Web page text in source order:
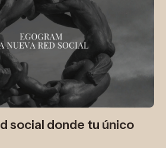
social donde tu único